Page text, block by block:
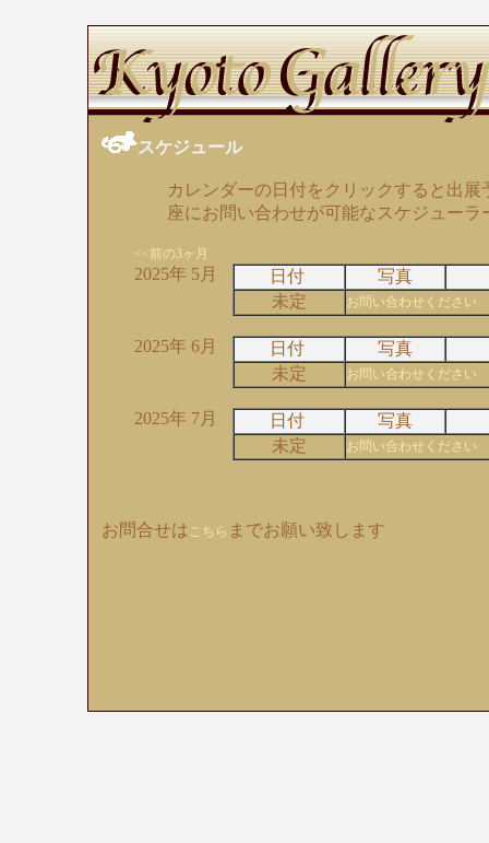
スケジュール
カレンダーの日付をクリックすると出
座にお問い合わせが可能なスケジュー
<<前の3ヶ月
2025年 5月 日付
写真
未定
お問い合わせください
2025年 6月 日付
写真
未定
お問い合わせください
2025年 7月 日付
写真
未定
お問い合わせください
お問合せは こちら までお願い致します